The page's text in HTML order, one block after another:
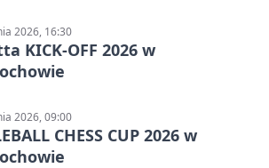
2026, 16:30
KICK-OFF 2026 w
2026, 09:00
CHESS CUP 2026 w